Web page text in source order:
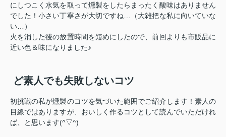
にしつこく水気を取って燻製をしたらまったく酸味はありません
でした！小さい丁寧さが大切ですね…（大雑把な私に向いていな
い…）
火を消した後の放置時間を短めにしたので、前回よりも市販品に
近い色＆味になりました♪
ど素人でも失敗しないコツ
初挑戦の私が燻製のコツを気づいた範囲でご紹介します！素人の
目線ではありますが、おいしく作るコツとして読んでいただけれ
ば、と思います(^▽^)